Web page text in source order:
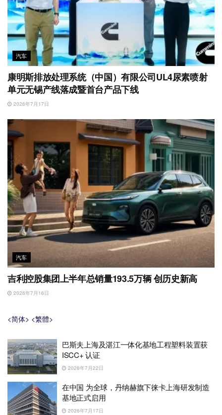
汽车
康明斯排放处理系统（中国）有限公司UL4尿素喷射
单元无锡产线落成暨首台产品下线
2026年7月17日
汽车
吉利控股集团上半年总销量193.5万辆 创历史新高
2026年7月16日
<简体> <繁體>
巴斯夫上海及湛江一体化基地工程塑料装置获
ISCC+ 认证
2026年7月22日
在中国 为全球，丹纳赫旗下徕卡上海研发制造
基地正式启用
2026年7月17日